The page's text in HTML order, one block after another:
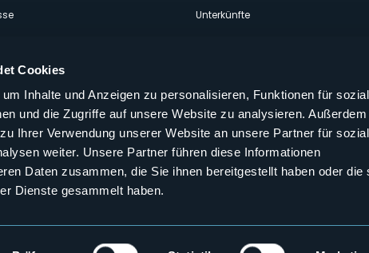
Cookies
Inhalte und Anzeigen zu personalisieren, Funktionen für
und die Zugriffe auf unsere Website zu analysieren. Außerdem
Ihrer Verwendung unserer Website an unsere Partner für
weiter. Unsere Partner führen diese Informationen
Daten zusammen, die Sie ihnen bereitgestellt haben oder die
Dienste gesammelt haben.
Unterkünfte
Folgen Sie uns auf unseren sozialen